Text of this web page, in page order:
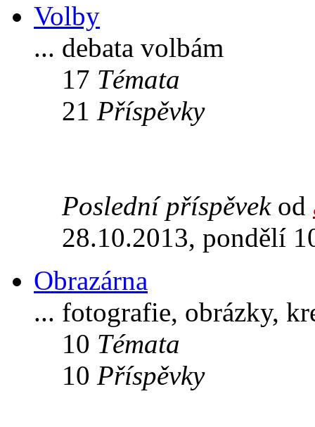
Volby
... debata volbám
17 Témata
21 Příspěvky
Poslední příspěvekod
28.10.2013, pondělí
Obrazárna
... fotografie, obrázky,
10 Témata
10 Příspěvky